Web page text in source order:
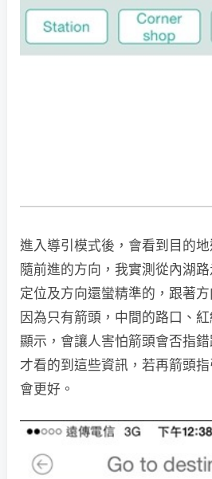
進入導引模式後，會看到目的
隨前進的方向，我實測從內湖
定位及方向還蠻精準的，跟著
因為只有箭頭，中間的路口、
顯示，會讓人害怕箭頭會否指
才看的到這些資訊，若再箭頭
會更好。